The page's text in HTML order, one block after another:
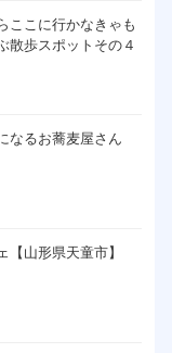
ここに行かなきゃも
散歩スポットその４
なるお蕎麦屋さん
【山形県天童市】